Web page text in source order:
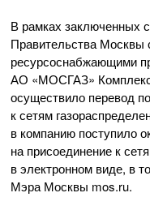
В рамках заключенных
Правительства Москвы
ресурсоснабжающими
АО «МОСГАЗ»
осуществило перевод
к сетям
в компанию поступило
на присоединение к
в электронном виде, в
Мэра Москвы mos.ru.